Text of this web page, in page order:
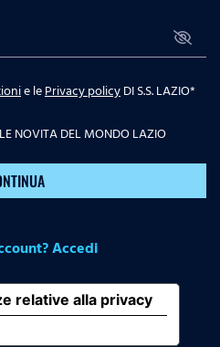
e lePrivacy policyDI S.S. LAZIO*
NOVITA DEL MONDO LAZIO
Accedi
relative alla privacy